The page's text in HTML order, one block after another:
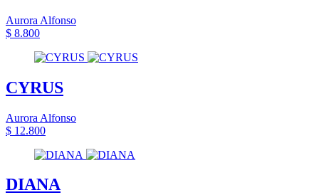
Aurora Alfonso
$ 8.800
CYRUS
Aurora Alfonso
$ 12.800
DIANA